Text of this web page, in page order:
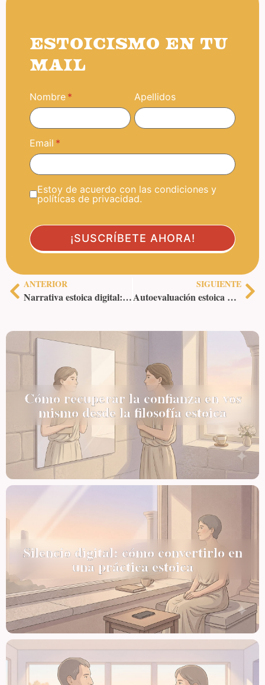
ESTOICISMO EN TU
MAIL
Nombre Apellidos
Email
Estoy de acuerdo con las condiciones y
políticas de privacidad.
ANTERIOR
Narrativa estoica digital: contar historias de resiliencia en redes
SIGUIENTE
Autoevaluación estoica diaria: técnicas de autoexamen
Cómo recuperar la confianza en vos
mismo desde la filosofía estoica
Silencio digital: cómo convertirlo en
una práctica estoica